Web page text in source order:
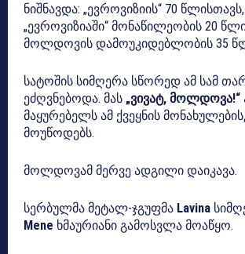
ნიშნავდა: „ევროვიზიის“ 70
„ევროვიზიაში“ მონაწილეობის 20
მოლდოვის დამოუკიდებლობის 35
სატოშის სიმღერა სწორედ ამ სამ
ეძღვნებოდა. მას „ვივატ, მოლდოვა!“
მაყურებელს ამ ქვეყნის
მოუწოდებს.
მოლდოვამ მერვე ადგილი დაიკავა.
სერბულმა მეტალ-ჯგუფმა Lavina
Mene ხმაურიანი გამოსვლა მოაწყო.